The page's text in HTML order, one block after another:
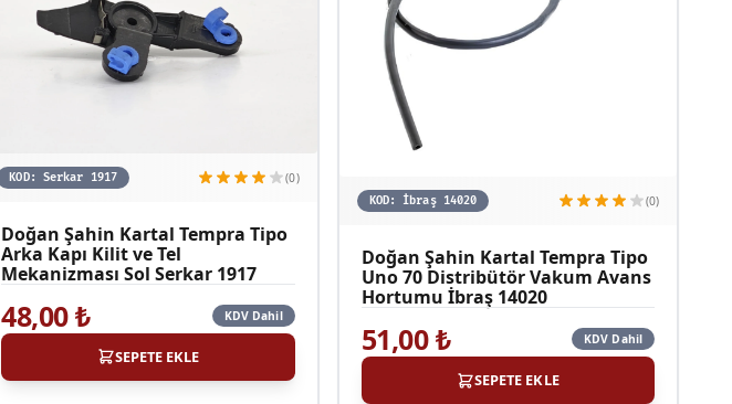
KOD: Serkar 1917 (0)
Doğan Şahin Kartal Tempra Tipo
Arka Kapı Kilit ve Tel
Mekanizması Sol Serkar 1917
48,00₺ KDV Dahil
SEPETE EKLE
KOD: İbraş 14020 (0)
Doğan Şahin Kartal Tempra Tipo
Uno 70 Distribütör Vakum Avans
Hortumu İbraş 14020
51,00₺ KDV Dahil
SEPETE EKLE